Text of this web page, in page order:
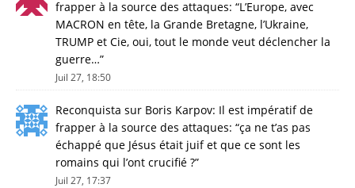
frapper à la source des attaques: “L’Europe, avec
MACRON en tête, la Grande Bretagne, l’Ukraine,
TRUMP et Cie, oui, tout le monde veut déclencher la
guerre…”
Juil 27, 18:50
Reconquista sur Boris Karpov: Il est impératif de
frapper à la source des attaques: “ça ne t’as pas
échappé que Jésus était juif et que ce sont les
romains qui l’ont crucifié ?”
Juil 27, 17:37